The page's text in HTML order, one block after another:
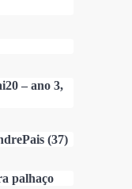
– ano 3,
(37)
palhaço